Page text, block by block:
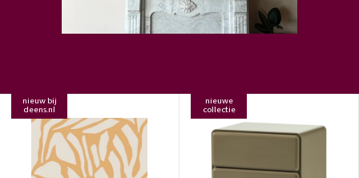
nieuw bij
deens.nl
nieuwe
collectie